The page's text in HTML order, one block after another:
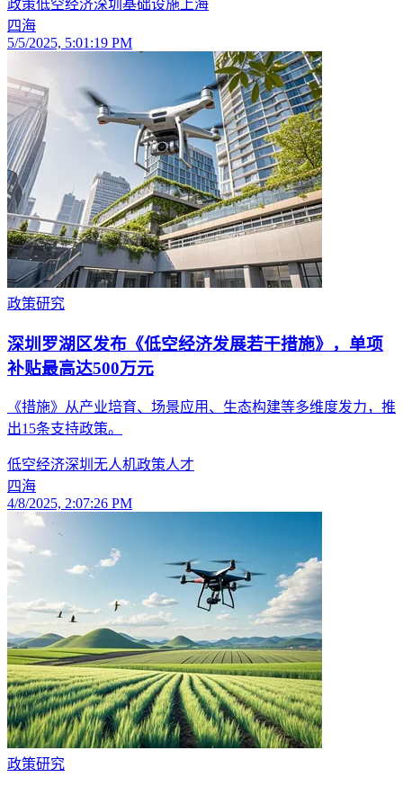
政策低空经济深圳 基础设施 上海
四海
5/5/2025, 5:01:19 PM
政策研究
深圳罗湖区发布《低空经济发展若干措施》，单项
补贴最高达500万元
《措施》从产业培育、场景应用、生态构建等多维度发力，推
出15条支持政策。
低空经济深圳 无人机政策人才
四海
4/8/2025, 2:07:26 PM
政策研究